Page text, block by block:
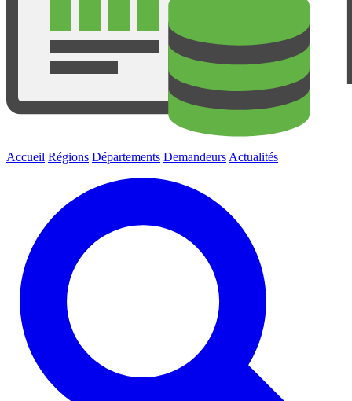
Accueil Régions Départements Demandeurs Actualités